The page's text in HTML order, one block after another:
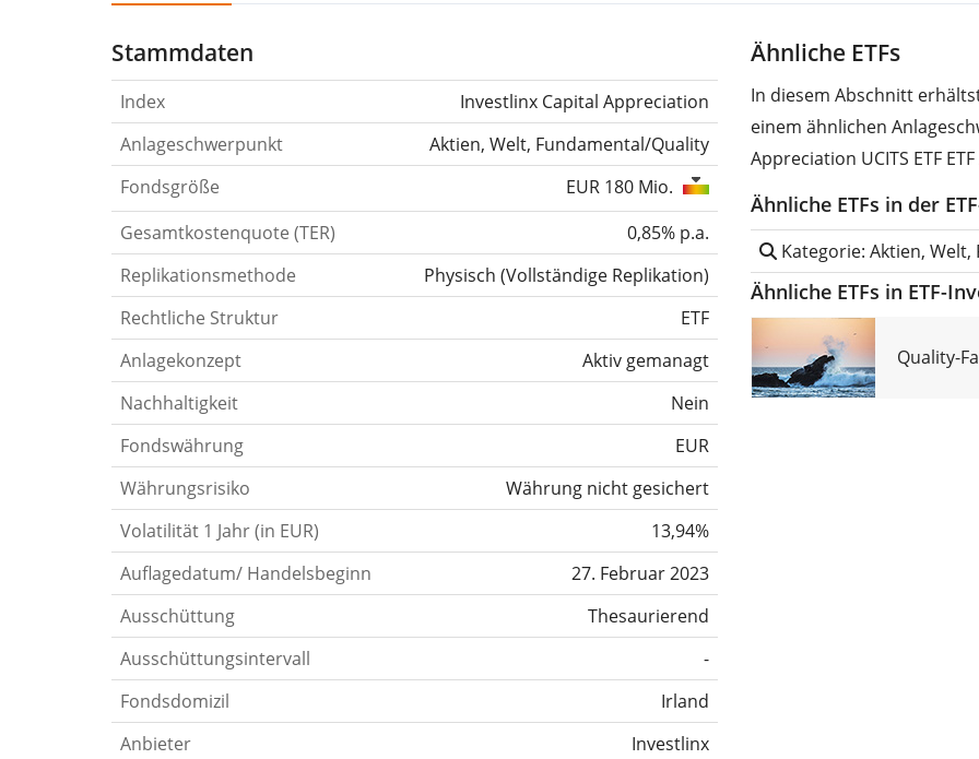
Stammdaten
Index
Investlinx Capital Appreciation
Anlageschwerpunkt
Aktien, Welt, Fundamental/Quality
Fondsgröße
EUR 180 Mio.
Gesamtkostenquote (TER)
0,85% p.a.
Replikationsmethode
Physisch (Vollständige Replikation)
Rechtliche Struktur
ETF
Anlagekonzept
Aktiv gemanagt
Nachhaltigkeit
Nein
Fondswährung
EUR
Währungsrisiko
Währung nicht gesichert
Volatilität 1 Jahr (in EUR)
13,94%
Auflagedatum/ Handelsbeginn
27. Februar 2023
Ausschüttung
Thesaurierend
Ausschüttungsintervall
-
Fondsdomizil
Irland
Anbieter
Investlinx
Ähnliche ETFs
In diesem Abschnitt
einem ähnlichen
Appreciation UCITS ETF
Ähnliche ETFs in der
Kategorie: Aktien,
Ähnliche ETFs in ETF-
Quality-